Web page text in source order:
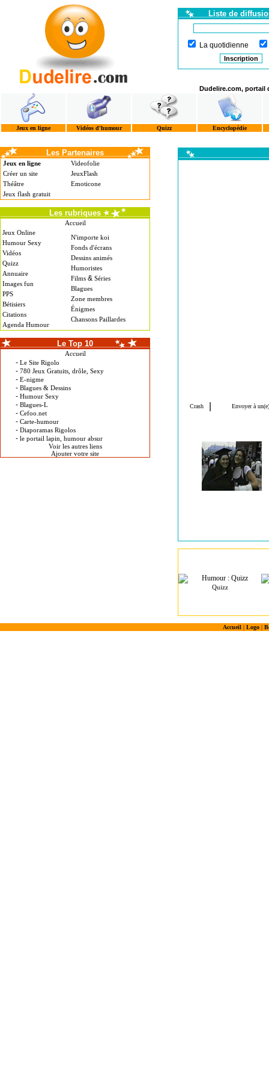
Liste de
La quotidienne
Dudelire.com, portail
Jeux en ligne Vidéos d'humour Quizz Encyclopédie
Les Partenaires
Jeux en ligne
Créer un site
Théâtre
Jeux flash gratuit
Videofolie
JeuxFlash
Emoticone
Les rubriques
Accueil
Jeux Online
Humour Sexy
Vidéos
Quizz
Annuaire
Images fun
PPS
Bétisiers
Citations
Agenda Humour
N'importe koi
Fonds d'écrans
Dessins animés
Humoristes
Films & Séries
Blagues
Zone membres
Énigmes
Chansons Paillardes
Le Top 10
Accueil
- Le Site Rigolo
- 780 Jeux Gratuits, drôle, Sexy
- E-nigme
- Blagues & Dessins
- Humour Sexy
- Blagues-L
- Cefoo.net
- Carte-humour
- Diaporamas Rigolos
- le portail lapin, humour absur
Voir les autres liens
Ajouter votre site
Quizz
Accueil| Logo|